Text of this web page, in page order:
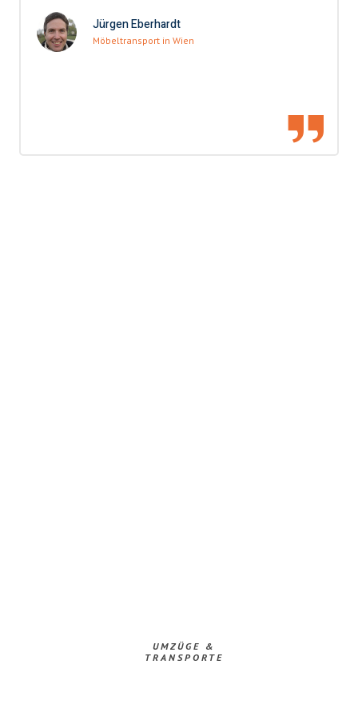
Jürgen Eberhardt
Möbeltransport in Wien
UMZÜGE &
TRANSPORTE